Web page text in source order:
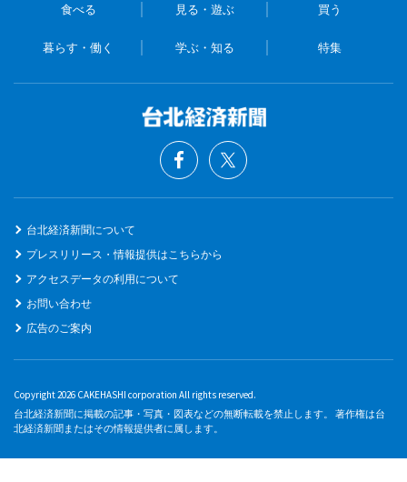
食べる 見る・遊ぶ 買う
暮らす・働く 学ぶ・知る 特集
台北経済新聞について
プレスリリース・情報提供はこちらから
アクセスデータの利用について
お問い合わせ
広告のご案内
Copyright 2026 CAKEHASHI corporation All rights reserved.
台北経済新聞に掲載の記事・写真・図表などの無断転載を禁止します。 著作権は台
北経済新聞またはその情報提供者に属します。